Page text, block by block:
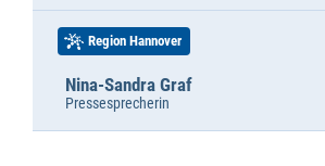
Region Hannover
Pressesprecherin
Nina-Sandra Graf